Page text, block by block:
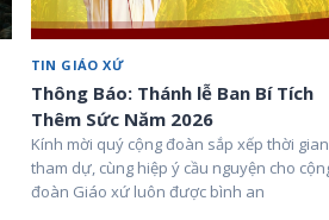
TIN GIÁO XỨ
Thông Báo: Thánh lễ Ban Bí Tích
Thêm Sức Năm 2026
Kính mời quý cộng đoàn sắp xếp thời gian
tham dự, cùng hiệp ý cầu nguyện cho
đoàn Giáo xứ luôn được bình an